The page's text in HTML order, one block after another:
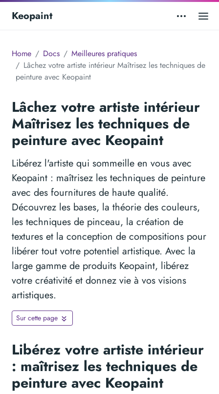
Keopaint
Home Docs
Meilleures pratiques
Lâchez votre artiste intérieur Maîtrisez les techniques de
peinture avec Keopaint
Lâchez votre artiste intérieur
Maîtrisez les techniques de
peinture avec Keopaint
Libérez l'artiste qui sommeille en vous avec
Keopaint : maîtrisez les techniques de peinture
avec des fournitures de haute qualité.
Découvrez les bases, la théorie des couleurs,
les techniques de pinceau, la création de
textures et la conception de compositions pour
libérer tout votre potentiel artistique. Avec la
large gamme de produits Keopaint, libérez
votre créativité et donnez vie à vos visions
artistiques.
Sur cette page
Libérez votre artiste intérieur
: maîtrisez les techniques de
peinture avec Keopaint